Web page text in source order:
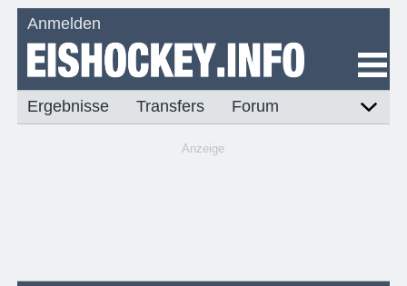
Anmelden
Ergebnisse Transfers Forum
Anzeige